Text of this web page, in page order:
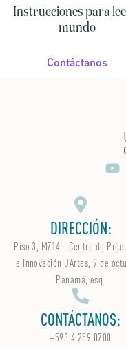
Instrucciones para
mundo
Contáctanos
DIRECCIÓN:
Piso 3, MZ14 - Centro de
e Innovación UArtes, 9 de
Panamá, esq.
CONTÁCTANOS:
+593 4 259 0700